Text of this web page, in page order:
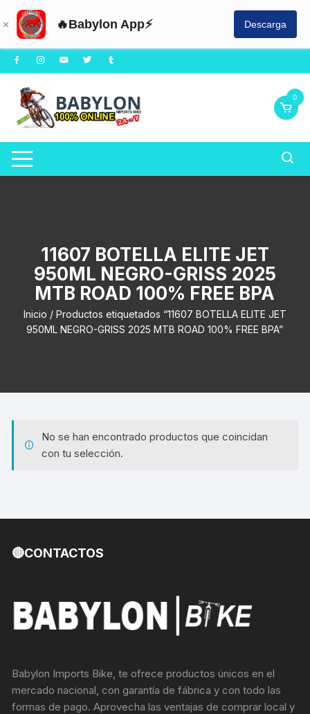
🔥Babylon App⚡ Descarga
Saltar
al
contenido
0
11607 BOTELLA ELITE JET
950ML NEGRO-GRISS 2025
MTB ROAD 100% FREE BPA
Inicio / Productos etiquetados “11607 BOTELLA ELITE JET
950ML NEGRO-GRISS 2025 MTB ROAD 100% FREE BPA”
No se han encontrado productos que coincidan
con tu selección.
🔴CONTACTOS
Babylon Imports Bike, te ofrece productos únicos en el
mercado nacional, con garantía de fábrica y con todo las
formas de pago. Aprovecha las ventajas de comprar local y